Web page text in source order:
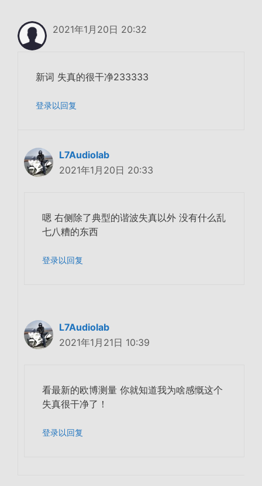
2021年1月20日 20:32
新词 失真的很干净233333
登录以回复
L7Audiolab
2021年1月20日 20:33
嗯 右侧除了典型的谐波失真以外 没有什么乱
七八糟的东西
登录以回复
L7Audiolab
2021年1月21日 10:39
看最新的欧博测量 你就知道我为啥感慨这个
失真很干净了！
登录以回复